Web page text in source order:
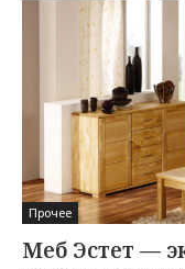
Прочее
Меб Эстет —